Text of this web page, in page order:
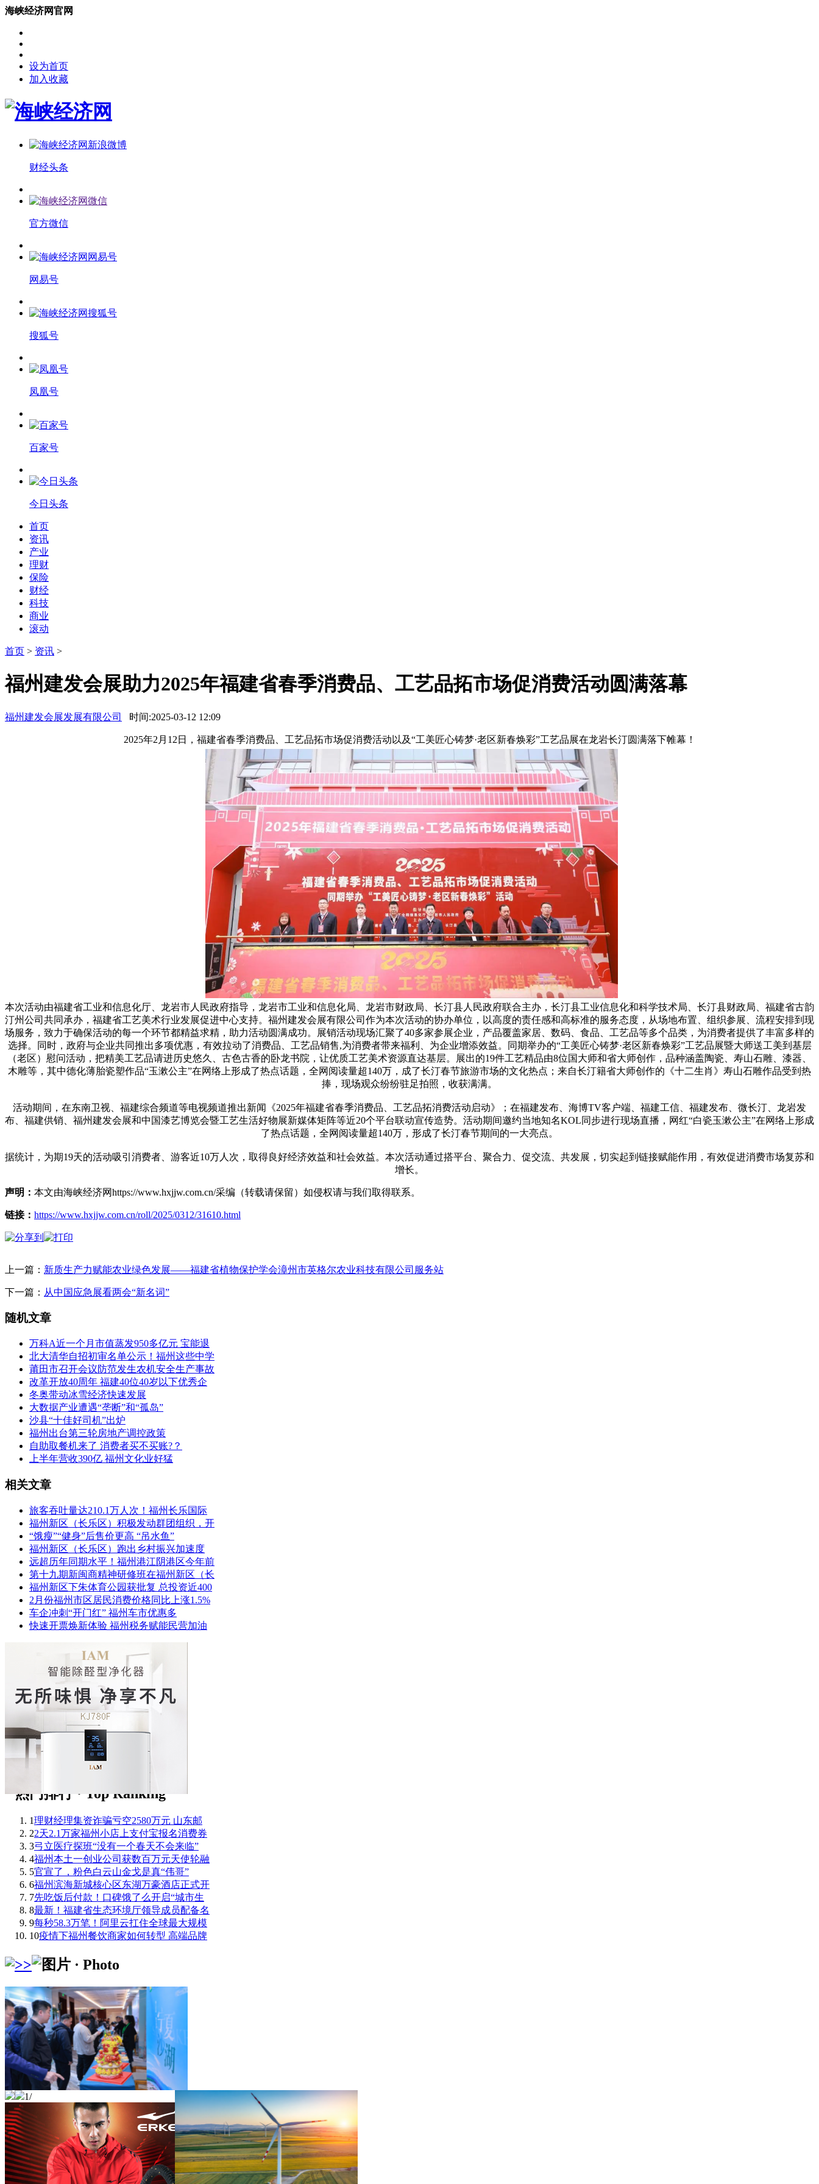
海峡经济网官网
设为首页
加入收藏
财经头条
官方微信
网易号
搜狐号
凤凰号
百家号
今日头条
首页
资讯
产业
理财
保险
财经
科技
商业
滚动
首页 > 资讯 >
福州建发会展助力2025年福建省春季消费品、工艺品拓市场促消费活动圆满落幕
福州建发会展发展有限公司 时间:2025-03-12 12:09
2025年2月12日，福建省春季消费品、工艺品拓市场促消费活动以及“工美匠心铸梦·老区新春焕彩”工艺品展在龙岩长汀圆满落下帷幕！
本次活动由福建省工业和信息化厅、龙岩市人民政府指导，龙岩市工业和信息化局、龙岩市财政局、长汀县人民政府联合主办，长汀县工业信息化和科学技术局、长汀县财政局、福建省古韵
汀州公司共同承办，福建省工艺美术行业发展促进中心支持。福州建发会展有限公司作为本次活动的协办单位，以高度的责任感和高标准的服务态度，从场地布置、组织参展、流程安排到现
场服务，致力于确保活动的每一个环节都精益求精，助力活动圆满成功。展销活动现场汇聚了40多家参展企业，产品覆盖家居、数码、食品、工艺品等多个品类，为消费者提供了丰富多样的
选择。同时，政府与企业共同推出多项优惠，有效拉动了消费品、工艺品销售,为消费者带来福利、为企业增添效益。同期举办的“工美匠心铸梦·老区新春焕彩”工艺品展暨大师送工美到基层
（老区）慰问活动，把精美工艺品请进历史悠久、古色古香的卧龙书院，让优质工艺美术资源直达基层。展出的19件工艺精品由8位国大师和省大师创作，品种涵盖陶瓷、寿山石雕、漆器、
木雕等，其中德化薄胎瓷塑作品“玉漱公主”在网络上形成了热点话题，全网阅读量超140万，成了长汀春节旅游市场的文化热点；来自长汀籍省大师创作的《十二生肖》寿山石雕作品受到热
捧，现场观众纷纷驻足拍照，收获满满。
活动期间，在东南卫视、福建综合频道等电视频道推出新闻《2025年福建省春季消费品、工艺品拓消费活动启动》；在福建发布、海博TV客户端、福建工信、福建发布、微长汀、龙岩发
布、福建供销、福州建发会展和中国漆艺博览会暨工艺生活好物展新媒体矩阵等近20个平台联动宣传造势。活动期间邀约当地知名KOL同步进行现场直播，网红“白瓷玉漱公主”在网络上形成
了热点话题，全网阅读量超140万，形成了长汀春节期间的一大亮点。
据统计，为期19天的活动吸引消费者、游客近10万人次，取得良好经济效益和社会效益。本次活动通过搭平台、聚合力、促交流、共发展，切实起到链接赋能作用，有效促进消费市场复苏和
增长。
声明： 本文由海峡经济网https://www.hxjjw.com.cn/采编（转载请保留）如侵权请与我们取得联系。
链接： https://www.hxjjw.com.cn/roll/2025/0312/31610.html
上一篇： 新质生产力赋能农业绿色发展——福建省植物保护学会漳州市英格尔农业科技有限公司服务站
下一篇： 从中国应急展看两会“新名词”
随机文章
万科A近一个月市值蒸发950多亿元 宝能退
北大清华自招初审名单公示！福州这些中学
莆田市召开会议防范发生农机安全生产事故
改革开放40周年 福建40位40岁以下优秀企
冬奥带动冰雪经济快速发展
大数据产业遭遇“垄断”和“孤岛”
沙县“十佳好司机”出炉
福州出台第三轮房地产调控政策
自助取餐机来了 消费者买不买账?？
上半年营收390亿 福州文化业好猛
相关文章
旅客吞吐量达210.1万人次！福州长乐国际
福州新区（长乐区）积极发动群团组织，开
“饿瘦”“健身”后售价更高 “吊水鱼”
福州新区（长乐区）跑出乡村振兴加速度
远超历年同期水平！福州港江阴港区今年前
第十九期新闽商精神研修班在福州新区（长
福州新区下朱体育公园获批复 总投资近400
2月份福州市区居民消费价格同比上涨1.5%
车企冲刺“开门红” 福州车市优惠多
快速开票焕新体验 福州税务赋能民营加油
1理财经理集资诈骗亏空2580万元 山东邮
22天2.1万家福州小店上支付宝报名消费券
3弓立医疗探班“没有一个春天不会来临”
4福州本土一创业公司获数百万元天使轮融
5官宣了，粉色白云山金戈是真“伟哥”
6福州滨海新城核心区东湖万豪酒店正式开
7先吃饭后付款！口碑饿了么开启“城市生
8最新！福建省生态环境厅领导成员配备名
9每秒58.3万笔！阿里云扛住全球最大规模
10疫情下福州餐饮商家如何转型 高端品牌
1/